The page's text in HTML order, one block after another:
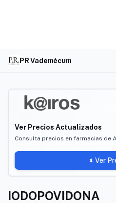
PR Vademécum
Ver Precios Actualizados
Consulta precios en farmacias de
Ver
IODOPOVIDONA